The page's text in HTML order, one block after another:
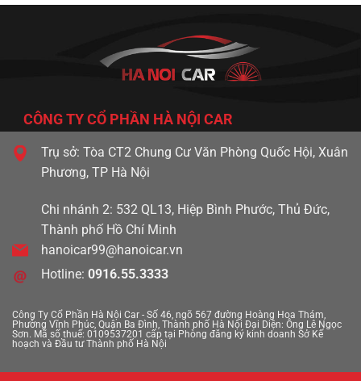
Mercedes Benz C200 2018
690 triệu
89000km
CÔNG TY CỔ PHẦN HÀ NỘI CAR
Trụ sở: Tòa CT2 Chung Cư Văn Phòng Quốc Hội, Xuân
Phương, TP Hà Nội
Chi nhánh 2: 532 QL13, Hiệp Bình Phước, Thủ Đức,
Thành phố Hồ Chí Minh
hanoicar99@hanoicar.vn
Hotline: 0916.55.3333
Công Ty Cổ Phần Hà Nội Car - Số 46, ngõ 567 đường Hoàng Hoa Thám,
Phường Vĩnh Phúc, Quận Ba Đình, Thành phố Hà Nội Đại Diện: Ông Lê Ngọc
Sơn. Mã số thuế: 0109537201 cấp tại Phòng đăng ký kinh doanh Sở Kế
hoạch và Đầu tư Thành phố Hà Nội